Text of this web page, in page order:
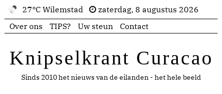
27°C Wilemstad
zaterdag, 8 augustus 2026
Over ons
TIPS? Uw steun Contact
Knipselkrant Curacao
Sinds 2010 het nieuws van de eilanden - het hele beeld